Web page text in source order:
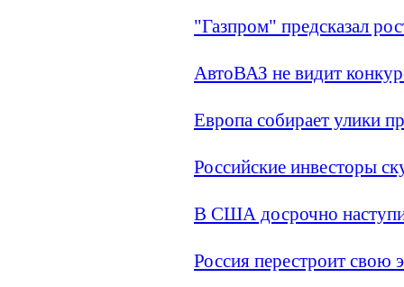
"Газпром" предсказал
АвтоВАЗ не видит
Европа собирает улики
Российские инвесторы
В США досрочно
Россия перестроит свою